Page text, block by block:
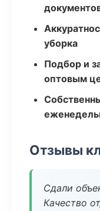
уборка
Подбор и
оптовым
Отзывы
Сдали
Качество